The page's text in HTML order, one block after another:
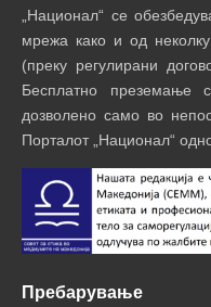
„Национал“ се
мрежа како и од
(преку регулирани
Бесплатно преземање
дозволено само во
Порталот „Национал“
Пребарување